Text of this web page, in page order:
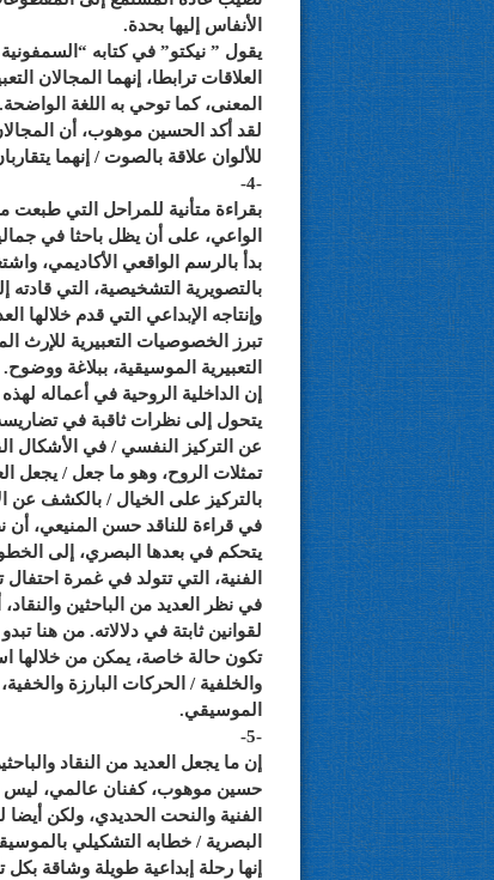
الأنفاس إليها بحدة.
يقول ” نيكتو” في كتابه
العلاقات ترابطا، إنهما المجالان
المعنى، كما توحي به اللغة الواضحة.
لقد أكد الحسين موهوب، أن
للألوان علاقة بالصوت / إنهما
-4-
بقراءة متأنية للمراحل التي
الواعي، على أن يظل باحثا في
بدأ بالرسم الواقعي الأكاديمي،
بالتصويرية التشخيصية، التي
وإنتاجه الإبداعي التي قدم خلالها
تبرز الخصوصيات التعبيرية
التعبيرية الموسيقية، ببلاغة ووضوح.
إن الداخلية الروحية في أعماله
يتحول إلى نظرات ثاقبة في
عن التركيز النفسي / في الأشكال
تمثلات الروح، وهو ما جعل / يجعل
بالتركيز على الخيال / بالكشف عن
في قراءة للناقد حسن المنيعي،
يتحكم في بعدها البصري، إلى
الفنية، التي تتولد في غمرة
في نظر العديد من الباحثين
لقوانين ثابتة في دلالاته. من هنا
تكون حالة خاصة، يمكن من خلالها
والخلفية / الحركات البارزة
الموسيقي.
-5-
إن ما يجعل العديد من النقاد
حسين موهوب، كفنان عالمي، ليس
الفنية والنحت الحديدي، ولكن أيضا
البصرية / خطابه التشكيلي
إنها رحلة إبداعية طويلة وشاقة بكل